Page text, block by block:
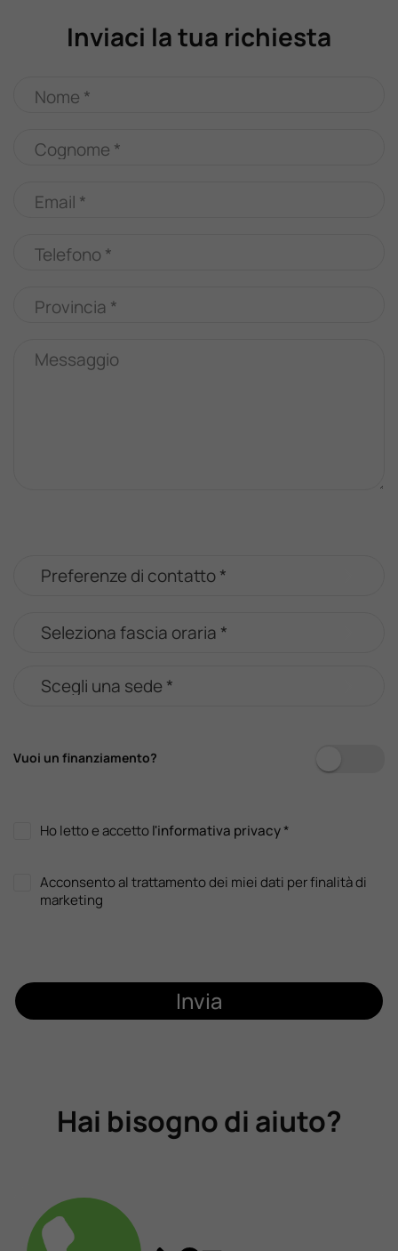
Inviaci la tua richiesta
Nome *
Cognome *
Email *
Telefono *
Provincia *
Messaggio
Vuoi un finanziamento?
Ho letto e accettol'informativa privacy*
Acconsento al trattamento dei miei dati per finalità di
marketing
Invia
Hai bisogno di aiuto?